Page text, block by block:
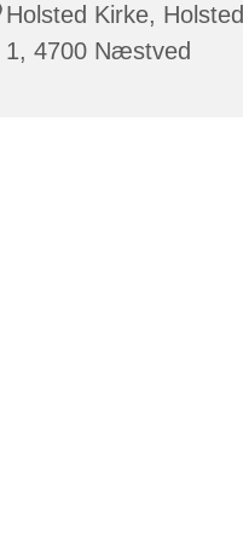
Holsted Kirke,
1, 4700 Næstved